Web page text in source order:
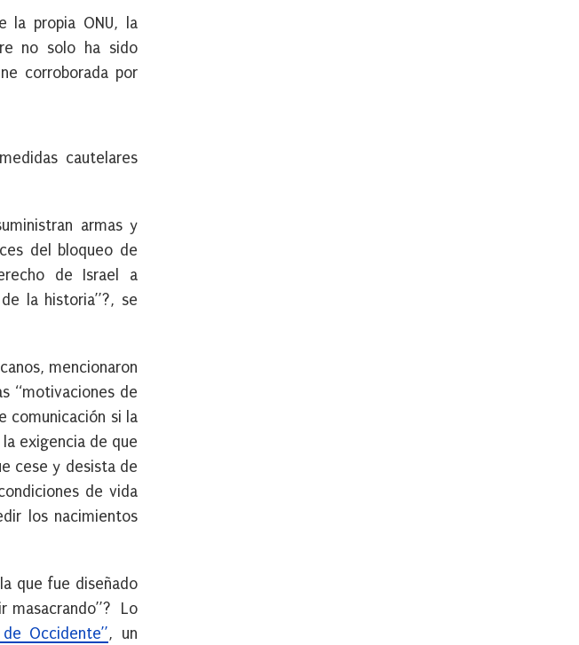
la propia ONU, la
no solo ha sido
corroborada por
cautelares
armas y
del bloqueo de
de Israel a
la historia”?, se
mencionaron
“motivaciones de
comunicación si la
exigencia de que
cese y desista de
de vida
los nacimientos
que fue diseñado
masacrando”? Lo
Occidente”, un